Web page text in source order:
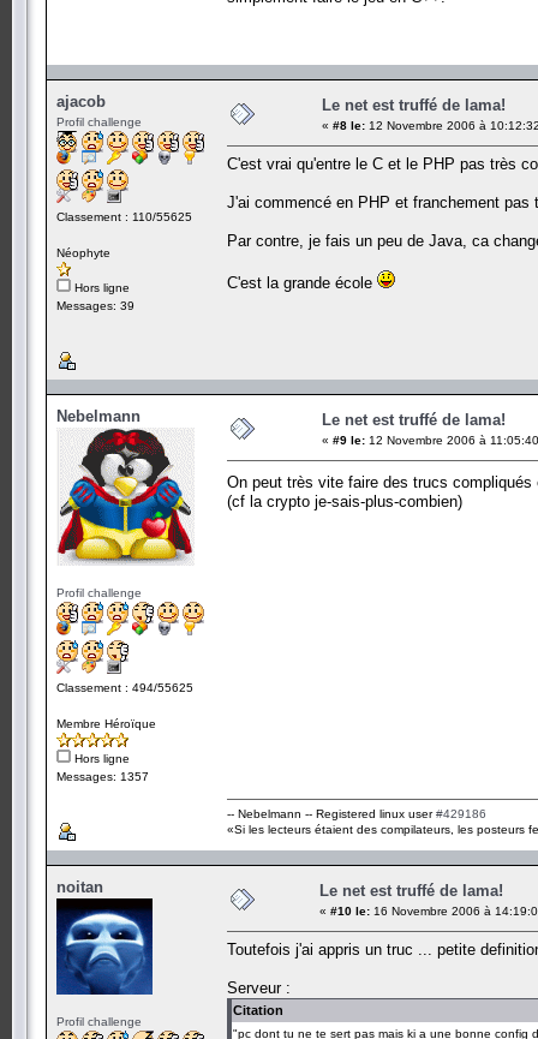
ajacob
Profil challenge
Classement : 110/55625
Néophyte
Hors ligne
Messages: 39
Le net est truffé de lama!
« #8 le: 12 Novembre 2006 à
C'est vrai qu'entre le C et le PHP pas très
J'ai commencé en PHP et franchement
Par contre, je fais un peu de Java, ca
C'est la grande école
Nebelmann
Profil challenge
Classement : 494/55625
Membre Héroïque
Hors ligne
Messages: 1357
Le net est truffé de lama!
« #9 le: 12 Novembre 2006 à
On peut très vite faire des trucs
(cf la crypto je-sais-plus-combien)
-- Nebelmann -- Registered linux user#429186
«Si les lecteurs étaient des compilateurs, les posteurs
noitan
Profil challenge
Le net est truffé de lama!
« #10 le: 16 Novembre 2006 à
Toutefois j'ai appris un truc ... petite
Serveur :
Citation
"pc dont tu ne te sert pas mais ki a une bonne config